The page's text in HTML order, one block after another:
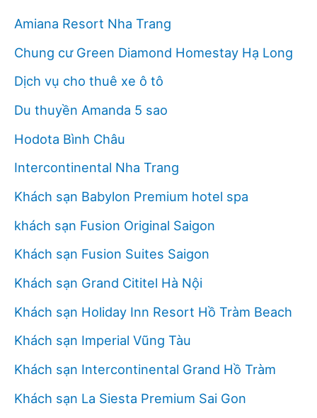
Amiana Resort Nha Trang
Chung cư Green Diamond Homestay Hạ Long
Dịch vụ cho thuê xe ô tô
Du thuyền Amanda 5 sao
Hodota Bình Châu
Intercontinental Nha Trang
Khách sạn Babylon Premium hotel spa
khách sạn Fusion Original Saigon
Khách sạn Fusion Suites Saigon
Khách sạn Grand Cititel Hà Nội
Khách sạn Holiday Inn Resort Hồ Tràm Beach
Khách sạn Imperial Vũng Tàu
Khách sạn Intercontinental Grand Hồ Tràm
Khách sạn La Siesta Premium Sai Gon